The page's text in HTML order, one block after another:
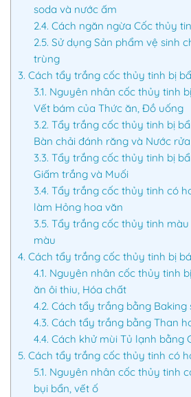
soda và nước ấm
2.4. Cách ngăn ngừa Cốc thủy
2.5. Sử dụng Sản phẩm vệ sinh
trùng
3. Cách tẩy trắng cốc thủy tinh bị
3.1. Nguyên nhân cốc thủy tinh
Vết bám của Thức ăn, Đồ uống
3.2. Tẩy trắng cốc thủy tinh bị
Bàn chải đánh răng và Nước
3.3. Tẩy trắng cốc thủy tinh bị
Giấm trắng và Muối
3.4. Tẩy trắng cốc thủy tinh có
làm Hỏng hoa văn
3.5. Tẩy trắng cốc thủy tinh
màu
4. Cách tẩy trắng cốc thủy tinh bị
4.1. Nguyên nhân cốc thủy tinh
ăn ôi thiu, Hóa chất
4.2. Cách tẩy trắng bằng Baking
4.3. Cách tẩy trắng bằng Than
4.4. Cách khử mùi Tủ lạnh bằng
5. Cách tẩy trắng cốc thủy tinh có
5.1. Nguyên nhân cốc thủy tinh
bụi bẩn, vết ố